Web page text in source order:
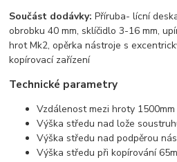
Součást dodávky: Příruba- lícní
obrobku 40 mm, sklíčidlo 3-16 mm,
hrot Mk2, opěrka nástroje s
kopírovací zařízení
Technické parametry
Vzdálenost mezi hroty 1500mm
Výška středu nad lože
Výška středu nad podpěrou
Výška středu při kopírování